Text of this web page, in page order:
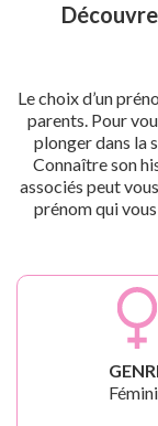
Le choix d’un
parents. Pour
plonger dans la
Connaître son
associés peut
prénom qui